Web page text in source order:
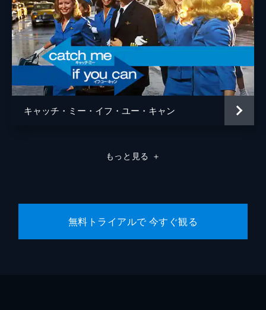
キャッチ・ミー・イフ・ユー・キャン
もっと見る ＋
無料トライアルで 今すぐ観る